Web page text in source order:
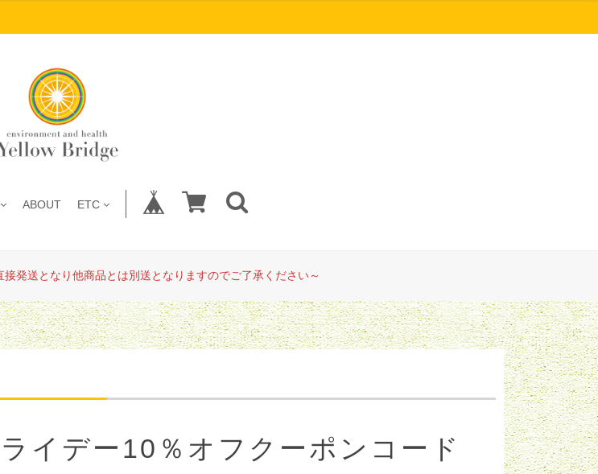
ABOUT ETC
発送となり他商品とは別送となりますのでご了承ください～
イデー10％オフクーポンコード